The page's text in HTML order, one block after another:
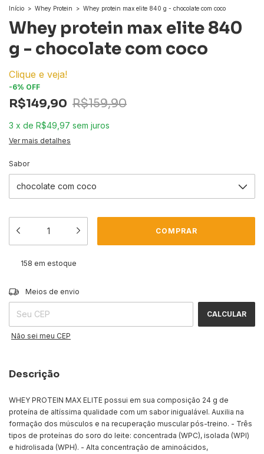
Início > Whey Protein > Whey protein max elite 840 g - chocolate com coco
Whey protein max elite 840
g - chocolate com coco
Clique e veja!
-6% OFF
R$149,90 R$159,90
3 x de R$49,97 sem juros
Ver mais detalhes
Sabor
158 em estoque
Entregas para o CEP:
Meios de envio
CALCULAR
Não sei meu CEP
Descrição
WHEY PROTEIN MAX ELITE possui em sua composição 24 g de
proteína de altíssima qualidade com um sabor inigualável. Auxilia na
formação dos músculos e na recuperação muscular pós-treino. - Três
tipos de proteínas do soro do leite: concentrada (WPC), isolada (WPI)
e hidrolisada (WPH). - Alta concentração de aminoácidos,